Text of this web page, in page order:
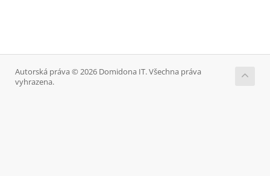
Autorská práva © 2026 Domidona IT. Všechna práva
vyhrazena.